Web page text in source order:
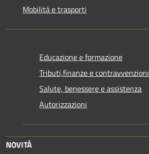
Mobilità e trasporti
Educazione e formazione
Tributi,finanze e contravvenzioni
Salute, benessere e assistenza
Autorizzazioni
NOVITÀ